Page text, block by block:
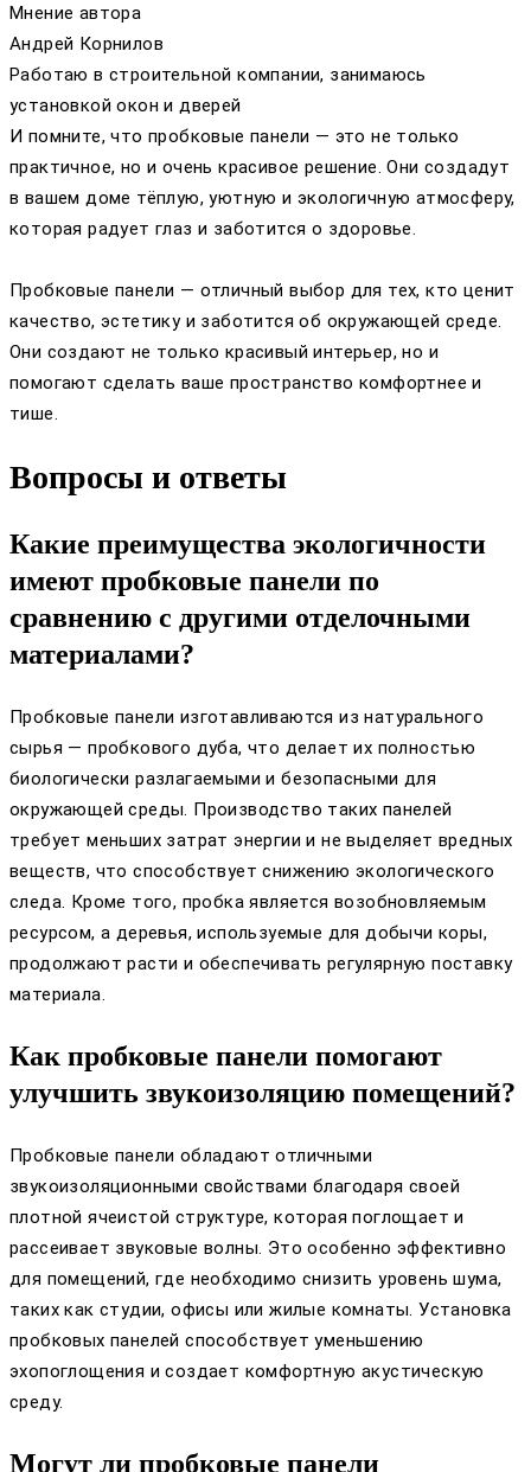
Мнение автора
Андрей Корнилов
Работаю в строительной компании, занимаюсь
установкой окон и дверей
И помните, что пробковые панели — это не только
практичное, но и очень красивое решение. Они создадут
в вашем доме тёплую, уютную и экологичную атмосферу,
которая радует глаз и заботится о здоровье.
Пробковые панели — отличный выбор для тех, кто ценит
качество, эстетику и заботится об окружающей среде.
Они создают не только красивый интерьер, но и
помогают сделать ваше пространство комфортнее и
тише.
Вопросы и ответы
Какие преимущества экологичности
имеют пробковые панели по
сравнению с другими отделочными
материалами?
Пробковые панели изготавливаются из натурального
сырья — пробкового дуба, что делает их полностью
биологически разлагаемыми и безопасными для
окружающей среды. Производство таких панелей
требует меньших затрат энергии и не выделяет вредных
веществ, что способствует снижению экологического
следа. Кроме того, пробка является возобновляемым
ресурсом, а деревья, используемые для добычи коры,
продолжают расти и обеспечивать регулярную поставку
материала.
Как пробковые панели помогают
улучшить звукоизоляцию помещений?
Пробковые панели обладают отличными
звукоизоляционными свойствами благодаря своей
плотной ячеистой структуре, которая поглощает и
рассеивает звуковые волны. Это особенно эффективно
для помещений, где необходимо снизить уровень шума,
таких как студии, офисы или жилые комнаты. Установка
пробковых панелей способствует уменьшению
эхопоглощения и создает комфортную акустическую
среду.
Могут ли пробковые панели